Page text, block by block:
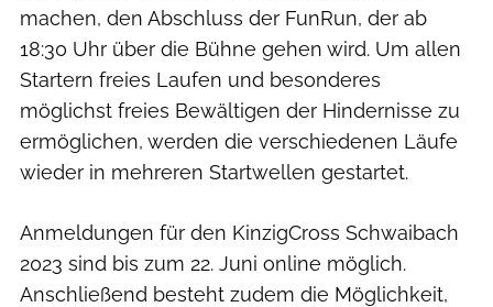
machen, den Abschluss der FunRun, der ab
18:30 Uhr über die Bühne gehen wird. Um allen
Startern freies Laufen und besonderes
möglichst freies Bewältigen der Hindernisse zu
ermöglichen, werden die verschiedenen Läufe
wieder in mehreren Startwellen gestartet.
Anmeldungen für den KinzigCross Schwaibach
2023 sind bis zum 22. Juni online möglich.
Anschließend besteht zudem die Möglichkeit,